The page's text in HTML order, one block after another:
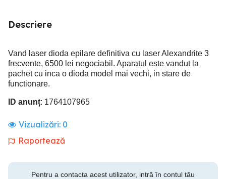
Descriere
Vand laser dioda epilare definitiva cu laser Alexandrite 3
frecvente, 6500 lei negociabil. Aparatul este vandut la
pachet cu inca o dioda model mai vechi, in stare de
functionare.
ID anunț: 1764107965
Vizualizări: 0
Raportează
Pentru a contacta acest utilizator, intră în contul tău